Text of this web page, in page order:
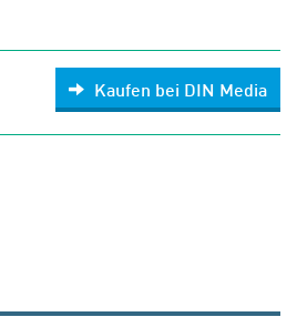
Kaufen bei DIN Media